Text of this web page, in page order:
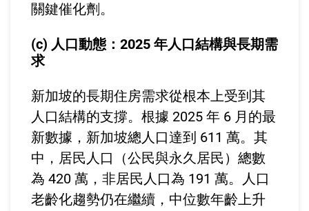
關鍵催化劑。
(c) 人口動態：2025 年人口結構與長期需
求
新加坡的長期住房需求從根本上受到其
人口結構的支撐。根據 2025 年 6 月的最
新數據，新加坡總人口達到 611 萬。其
中，居民人口（公民與永久居民）總數
為 420 萬，非居民人口為 191 萬。人口
老齡化趨勢仍在繼續，中位數年齡上升